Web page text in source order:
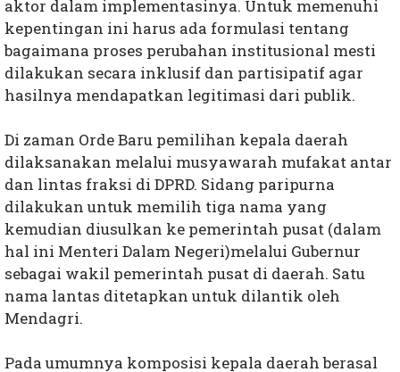
aktor dalam implementasinya. Untuk memenuhi
kepentingan ini harus ada formulasi tentang
bagaimana proses perubahan institusional mesti
dilakukan secara inklusif dan partisipatif agar
hasilnya mendapatkan legitimasi dari publik.
Di zaman Orde Baru pemilihan kepala daerah
dilaksanakan melalui musyawarah mufakat antar
dan lintas fraksi di DPRD. Sidang paripurna
dilakukan untuk memilih tiga nama yang
kemudian diusulkan ke pemerintah pusat (dalam
hal ini Menteri Dalam Negeri)melalui Gubernur
sebagai wakil pemerintah pusat di daerah. Satu
nama lantas ditetapkan untuk dilantik oleh
Mendagri.
Pada umumnya komposisi kepala daerah berasal